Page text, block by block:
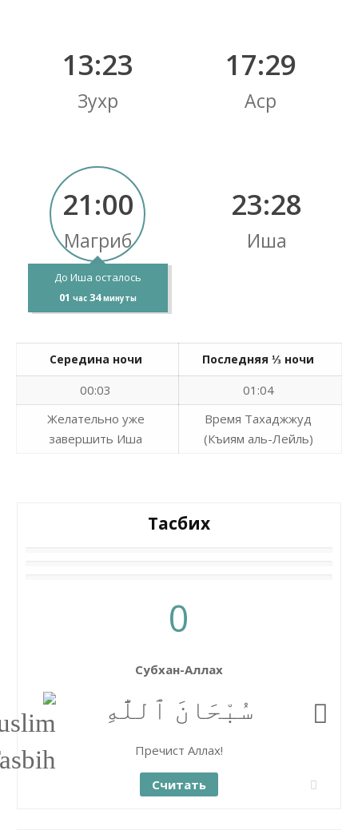
13:23
Зухр
17:29
Аср
21:00
Магриб
До Иша осталось
01 час 34 минуты
23:28
Иша
Середина ночи Последняя ⅓ ночи
00:03
01:04
Желательно уже
завершить Иша
Время Тахаджжуд
(Къиям аль-Лейль)
Тасбих
0
Субхан-Аллах
سُبْحَانَ ٱللَّٰهِ
Пречист Аллах!
Считать